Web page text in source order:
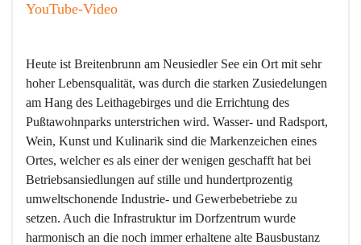
YouTube-Video
Heute ist Breitenbrunn am Neusiedler See ein Ort mit sehr
hoher Lebensqualität, was durch die starken Zusiedelungen
am Hang des Leithagebirges und die Errichtung des
Pußtawohnparks unterstrichen wird. Wasser- und Radsport,
Wein, Kunst und Kulinarik sind die Markenzeichen eines
Ortes, welcher es als einer der wenigen geschafft hat bei
Betriebsansiedlungen auf stille und hundertprozentig
umweltschonende Industrie- und Gewerbebetriebe zu
setzen. Auch die Infrastruktur im Dorfzentrum wurde
harmonisch an die noch immer erhaltene alte Bausbustanz